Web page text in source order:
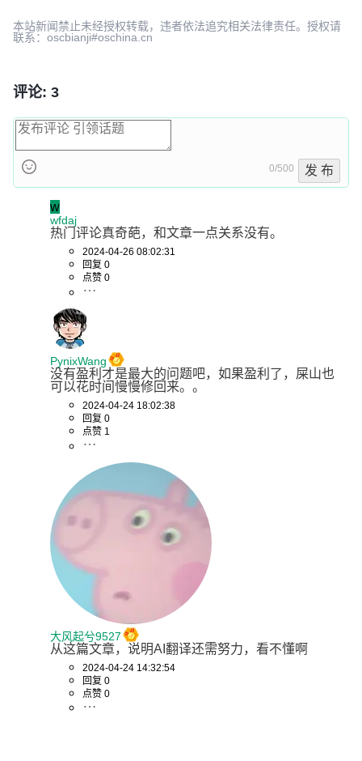
本站新闻禁止未经授权转载，违者依法追究相关法律责任。授权请
联系：oscbianji#oschina.cn
评论: 3
0/500 发 布
w
wfdaj
热门评论真奇葩，和文章一点关系没有。
2024-04-26 08:02:31
回复 0
点赞 0
PynixWang
没有盈利才是最大的问题吧，如果盈利了，屎山也
可以花时间慢慢修回来。。
2024-04-24 18:02:38
回复 0
点赞 1
大风起兮9527
从这篇文章，说明AI翻译还需努力，看不懂啊
2024-04-24 14:32:54
回复 0
点赞 0